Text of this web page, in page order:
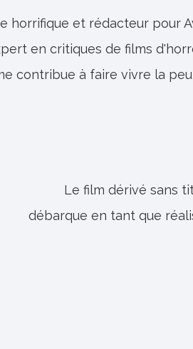
horrifique et rédacteur pour
en critiques de films
contribue à faire vivre la
Le film dérivé sans
débarque en tant que